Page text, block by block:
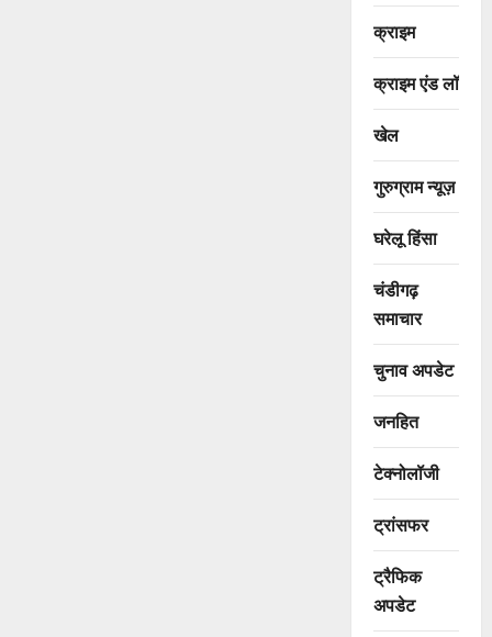
क्राइम
क्राइम एंड लॉ
खेल
गुरुग्राम न्यूज़
घरेलू हिंसा
चंडीगढ़
समाचार
चुनाव अपडेट
जनहित
टेक्नोलॉजी
ट्रांसफर
ट्रैफिक
अपडेट